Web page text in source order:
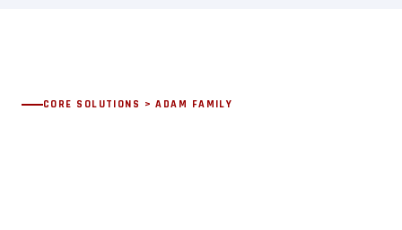
CORE SOLUTIONS > ADAM FAMILY